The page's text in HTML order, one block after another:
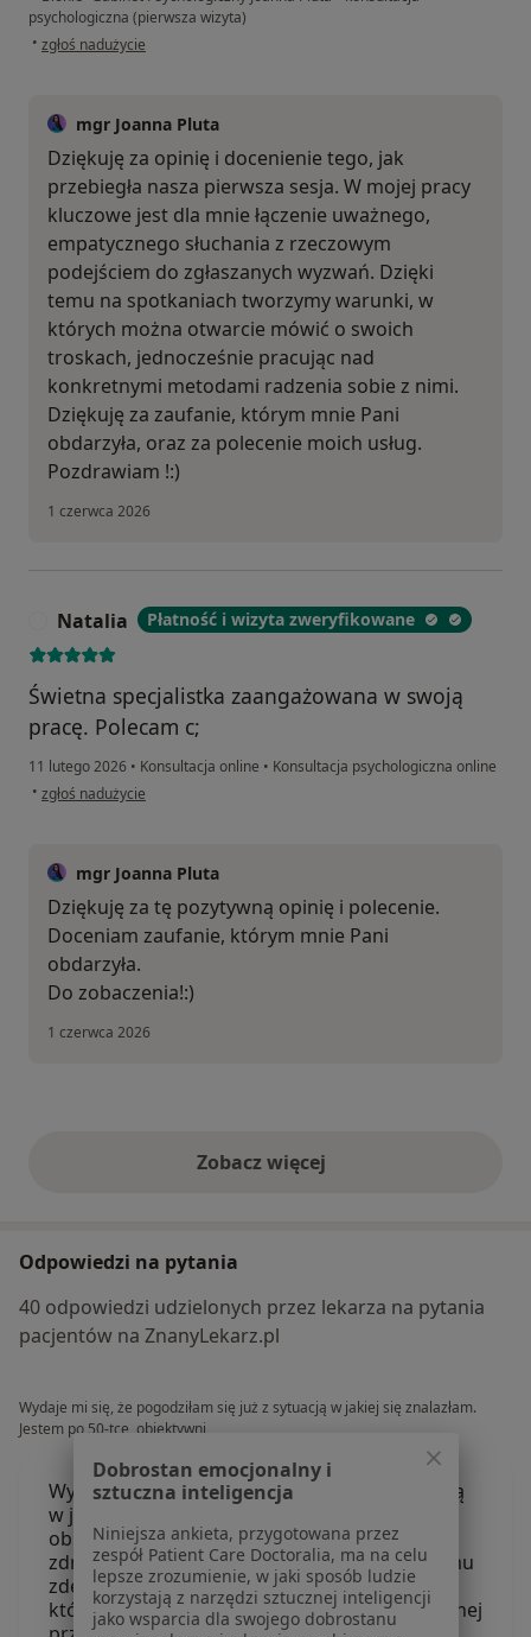
psychologiczna (pierwsza wizyta)
• w opinii użytkownika Kinga P.
zgłoś nadużycie
mgr Joanna Pluta
Dziękuję za opinię i docenienie tego, jak
przebiegła nasza pierwsza sesja. W mojej pracy
kluczowe jest dla mnie łączenie uważnego,
empatycznego słuchania z rzeczowym
podejściem do zgłaszanych wyzwań. Dzięki
temu na spotkaniach tworzymy warunki, w
których można otwarcie mówić o swoich
troskach, jednocześnie pracując nad
konkretnymi metodami radzenia sobie z nimi.
Dziękuję za zaufanie, którym mnie Pani
obdarzyła, oraz za polecenie moich usług.
Pozdrawiam !:)
1 czerwca 2026
Natalia Płatność i wizyta zweryfikowane
Świetna specjalistka zaangażowana w swoją
pracę. Polecam c;
11 lutego 2026 • Konsultacja online • Konsultacja psychologiczna online
• w opinii użytkownika Natalia
zgłoś nadużycie
mgr Joanna Pluta
Dziękuję za tę pozytywną opinię i polecenie.
Doceniam zaufanie, którym mnie Pani
obdarzyła.
Do zobaczenia!:)
1 czerwca 2026
Zobacz więcejopinie powyżej
Odpowiedzi na pytania
40 odpowiedzi udzielonych przez lekarza na pytania
pacjentów na ZnanyLekarz.pl
Wydaje mi się, że pogodziłam się już z sytuacją w jakiej się znalazłam.
Jestem po 50-tce, obiektywni
Wydaje mi się, że pogodziłam się już z sytuacją
w jakiej się znalazłam. Jestem po 50-tce,
obiektywnie atrakcyjna, wysportowana i
zdrowa. Mam dorosłe dzieci. Ponad 2 lata temu
zdecydowałam się zakończyć 7-letni związek,
który nie sprawiał mi satysfakcji i nie miał żadnej
Dobrostan emocjonalny i
sztuczna inteligencja
Niniejsza ankieta, przygotowana przez
zespół Patient Care Doctoralia, ma na celu
lepsze zrozumienie, w jaki sposób ludzie
korzystają z narzędzi sztucznej inteligencji
jako wsparcia dla swojego dobrostanu